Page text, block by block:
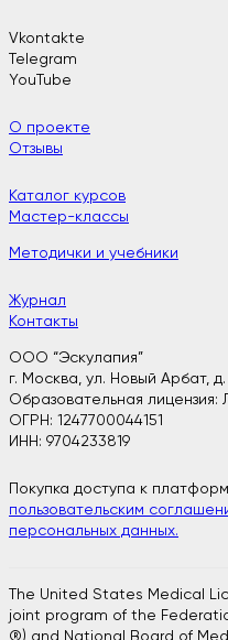
Vkontakte
Telegram
YouTube
О проекте
Отзывы
Каталог курсов
Мастер-классы
Методички и учебники
Журнал
Контакты
ООО “Эскулапия”
г. Москва, ул. Новый Арбат,
Образовательная лицензия:
ОГРН: 1247700044151
ИНН: 9704233819
Покупка доступа к
пользовательским
персональных данных.
The United States Medical
joint program of the
®) and National Board of